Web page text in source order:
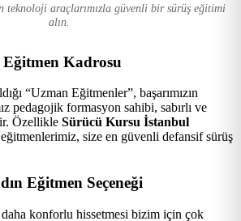
teknoloji araçlarımızla güvenli bir sürüş eğitimi
alın.
Eğitmen Kadrosu
“Uzman Eğitmenler”, başarımızın
pedagojik formasyon sahibi, sabırlı ve
Özellikle Sürücü Kursu İstanbul
size en güvenli defansif sürüş
Eğitmen Seçeneği
daha konforlu hissetmesi bizim için çok